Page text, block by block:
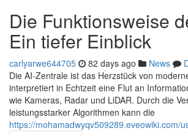
Die Funktionsweise
Ein tiefer Einblick
carlyarwe644705 82 days ago News
Die AI-Zentrale ist das Herzstück von
interpretiert in Echtzeit eine Flut an
wie Kameras, Radar und LiDAR. Durch die
leistungsstarker Algorithmen kann die
https://mohamadwyqv509289.eveowiki.com/